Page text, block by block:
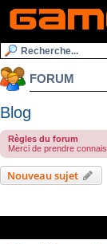
FORUM
Blog
Règles du forum
Merci de prendre
Nouveau sujet